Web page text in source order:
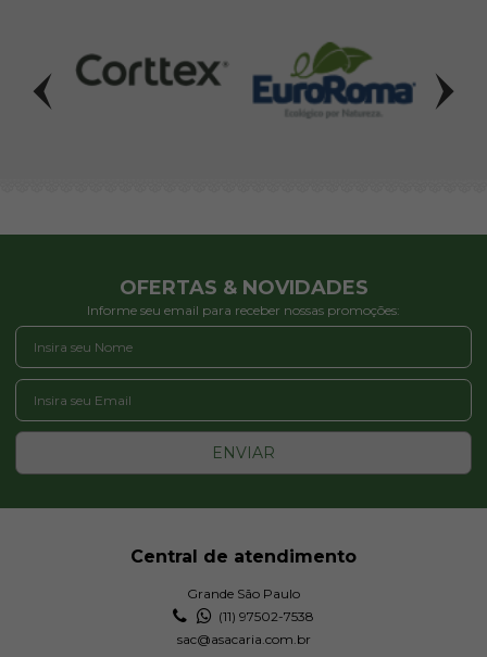
OFERTAS & NOVIDADES
Informe seu email para receber nossas promoções:
ENVIAR
Central de atendimento
Grande São Paulo
(11) 97502-7538
sac@asacaria.com.br